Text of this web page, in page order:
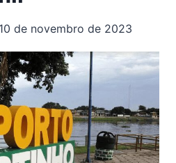
10 de novembro de 2023